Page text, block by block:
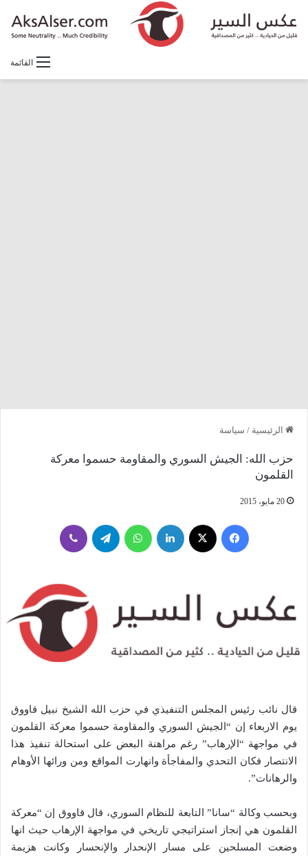
القائمة
الرئيسية / سياسة
حزب الله: الجيش السوري والمقاومة حسموا معركة
القلمون
20 مايو، 2015
فيسبوك لينكدإن واتساب تيلقرام
قال نائب رئيس المجلس التنفيذي في حزب الله الشيخ نبيل قاووق
يوم الاربعاء إن “الجيش السوري والمقاومة حسموا معركة القلمون
في مواجهة “الإرهاب” رغم مراهنة البعض على استحالة تنفيذ هذا
الانتصار فكان التحدي والمفاجأة وانهارت المواقع ومن ورائها الأوهام
والرهانات”.
وبحسب وكالة “سانا” التابعة للنظام السوري، قال قاووق إن “معركة
القلمون هي إنجاز استراتيجي تاريخي في مواجهة الإرهاب حيث انها
وضعت المسلحين على مسار الإنحدار والإنحسار وكانت هزيمة